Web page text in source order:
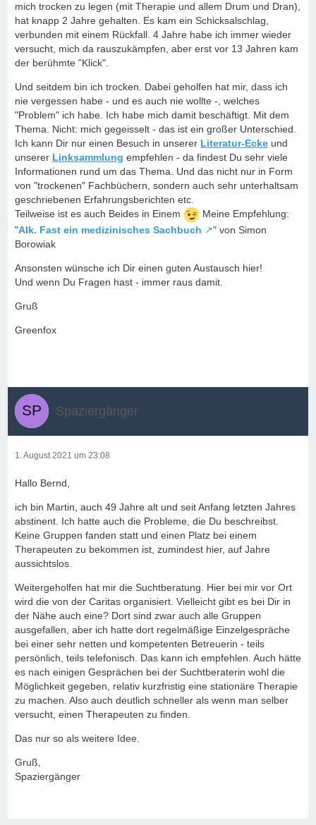
mich trocken zu legen (mit Therapie und allem Drum und Dran),
hat knapp 2 Jahre gehalten. Es kam ein Schicksalschlag,
verbunden mit einem Rückfall. 4 Jahre habe ich immer wieder
versucht, mich da rauszukämpfen, aber erst vor 13 Jahren kam
der berühmte "Klick".
Und seitdem bin ich trocken. Dabei geholfen hat mir, dass ich
nie vergessen habe - und es auch nie wollte -, welches
"Problem" ich habe. Ich habe mich damit beschäftigt. Mit dem
Thema. Nicht: mich gegeisselt - das ist ein großer Unterschied.
Ich kann Dir nur einen Besuch in unserer Literatur-Ecke und
unserer Linksammlung empfehlen - da findest Du sehr viele
Informationen rund um das Thema. Und das nicht nur in Form
von "trockenen" Fachbüchern, sondern auch sehr unterhaltsam
geschriebenen Erfahrungsberichten etc.
Teilweise ist es auch Beides in Einem
Meine Empfehlung:
"Alk. Fast ein medizinisches Sachbuch
" von Simon
Borowiak
Ansonsten wünsche ich Dir einen guten Austausch hier!
Und wenn Du Fragen hast - immer raus damit.
Gruß
Greenfox
Spaziergänger
1. August 2021 um 23:08
Hallo Bernd,
ich bin Martin, auch 49 Jahre alt und seit Anfang letzten Jahres
abstinent. Ich hatte auch die Probleme, die Du beschreibst.
Keine Gruppen fanden statt und einen Platz bei einem
Therapeuten zu bekommen ist, zumindest hier, auf Jahre
aussichtslos.
Weitergeholfen hat mir die Suchtberatung. Hier bei mir vor Ort
wird die von der Caritas organisiert. Vielleicht gibt es bei Dir in
der Nähe auch eine? Dort sind zwar auch alle Gruppen
ausgefallen, aber ich hatte dort regelmäßige Einzelgespräche
bei einer sehr netten und kompetenten Betreuerin - teils
persönlich, teils telefonisch. Das kann ich empfehlen. Auch hätte
es nach einigen Gesprächen bei der Suchtberaterin wohl die
Möglichkeit gegeben, relativ kurzfristig eine stationäre Therapie
zu machen. Also auch deutlich schneller als wenn man selber
versucht, einen Therapeuten zu finden.
Das nur so als weitere Idee.
Gruß,
Spaziergänger